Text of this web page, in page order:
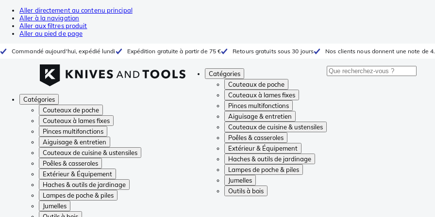
Aller directement au contenu principal
Aller à la navigation
Aller aux filtres produit
Aller au pied de page
Commandé aujourd'hui, expédié lundi Expédition gratuite à partir de 75 € Retours gratuits sous 30 jours Nos clients nous donnent une note de
Catégories
Couteaux de poche
Couteaux à lames fixes
Pinces multifonctions
Aiguisage & entretien
Couteaux de cuisine & ustensiles
Poêles & casseroles
Extérieur & Équipement
Haches & outils de jardinage
Lampes de poche & piles
Jumelles
Outils à bois
Catégories
Couteaux de poche
Couteaux à lames fixes
Pinces multifonctions
Aiguisage & entretien
Couteaux de cuisine & ustensiles
Poêles & casseroles
Extérieur & Équipement
Haches & outils de jardinage
Lampes de poche & piles
Jumelles